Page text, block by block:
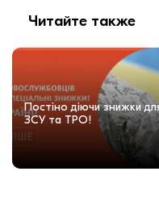
Читайте также
Постіно діючи знижки
ЗСУ та ТРО!